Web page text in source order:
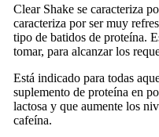
Clear Shake se caracteriza
caracteriza por ser muy
tipo de batidos de proteína.
tomar, para alcanzar los
Está indicado para todas
suplemento de proteína en
lactosa y que aumente los
cafeína.